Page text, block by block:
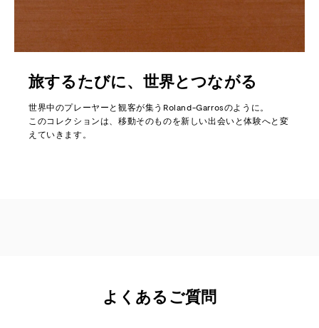
旅するたびに、世界とつながる
世界中のプレーヤーと観客が集うRoland-Garrosのように。
このコレクションは、移動そのものを新しい出会いと体験へと変
えていきます。
よくあるご質問